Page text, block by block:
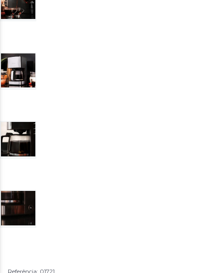
Referência: 01721